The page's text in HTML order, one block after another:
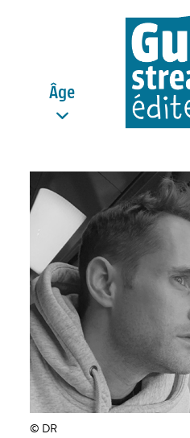
Âge
© DR